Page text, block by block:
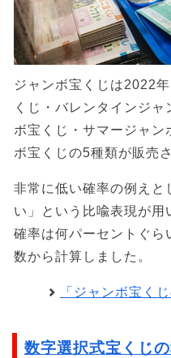
ジャンボ宝くじは2022
くじ・バレンタインジ
ボ宝くじ・サマージャン
ボ宝くじの5種類が販売
非常に低い確率の例えと
い」という比喩表現が用
確率は何パーセントぐら
数から計算しました。
「ジャンボ宝く
数字選択式宝くじ